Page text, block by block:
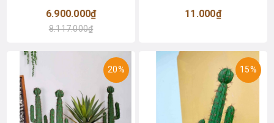
6.900.000₫
8.117.000₫
11.000₫
20% 15%